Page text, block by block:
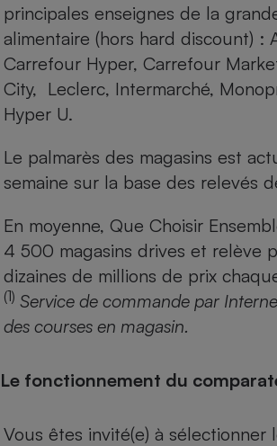
principales enseignes de la
alimentaire (hors hard discount) :
Carrefour Hyper, Carrefour
City, Leclerc, Intermarché,
Hyper U.
Le palmarès des magasins est
semaine sur la base des relevés
En moyenne, Que Choisir
4 500 magasins drives et relève
dizaines de millions de prix
(1) Service de commande par
des courses en magasin.
Le fonctionnement du
Vous êtes invité(e) à sélectionner